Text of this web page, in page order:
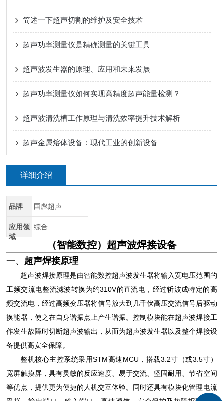
简述一下超声切割的维护及安全技术
超声功率测量仪是精确测量的关键工具
超声波发生器的原理、应用和未来发展
超声功率测量仪如何实现高精度超声能量检测？
超声波清洗槽工作原理与清洗效率提升技术解析
超声金属熔体设备：现代工业的创新设备
详细介绍
品牌 国彪超声
应用领
域
综合
（智能数控） 超声波焊接设备
一、 超声焊接原理
超声波焊接原理是由智能数控超声波发生器将输入宽电压范围的
工频交流电整流滤波转换为约310V的直流电，经过斩波成特定的高
频交流电，经过高频变压器将信号放大到几千伏高压交流信号后驱动
换能器，使之在自身谐振点上产生谐振。控制模块能在超声波焊接工
作发生故障时切断超声波输出，从而为超声波发生器以及整个焊接设
备提供高安全保障。
整机核心主控系统采用STM高速MCU，搭载3.2寸（或3.5寸）
宽屏触摸屏，具有灵敏的反应速度、易于交流、坚固耐用、节省空间
等优点，提供更为便捷的人机交互体验。同时还具有模块化管理电流